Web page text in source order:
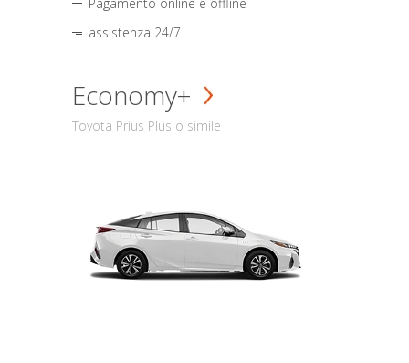
assistenza 24/7
Economy+
Toyota Prius Plus o simile